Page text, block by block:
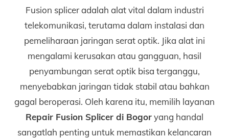
Fusion splicer adalah alat vital dalam industri
telekomunikasi, terutama dalam instalasi dan
pemeliharaan jaringan serat optik. Jika alat ini
mengalami kerusakan atau gangguan, hasil
penyambungan serat optik bisa terganggu,
menyebabkan jaringan tidak stabil atau bahkan
gagal beroperasi. Oleh karena itu, memilih layanan
Repair Fusion Splicer di Bogoryang handal
sangatlah penting untuk memastikan kelancaran